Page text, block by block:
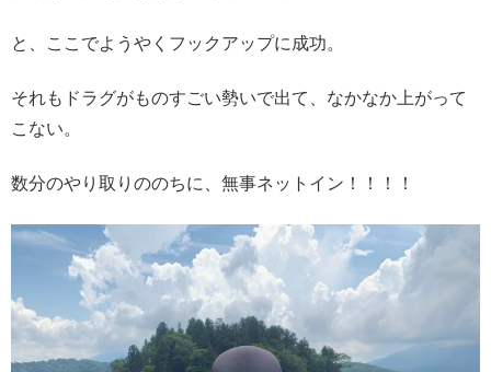
と、ここでようやくフックアップに成功。
それもドラグがものすごい勢いで出て、なかなか上がって
こない。
数分のやり取りののちに、無事ネットイン！！！！